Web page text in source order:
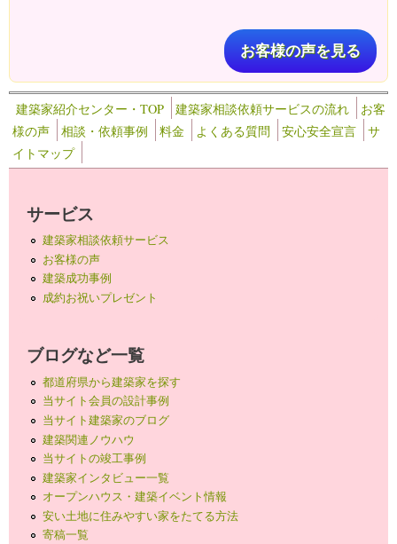
お客様の声を見る
建築家紹介センター・TOP 建築家相談依頼サービスの流れ
お客
様の声
相談・依頼事例 料金 よくある質問 安心安全宣言
サ
イトマップ
サービス
建築家相談依頼サービス
お客様の声
建築成功事例
成約お祝いプレゼント
ブログなど一覧
都道府県から建築家を探す
当サイト会員の設計事例
当サイト建築家のブログ
建築関連ノウハウ
当サイトの竣工事例
建築家インタビュー一覧
オープンハウス・建築イベント情報
安い土地に住みやすい家をたてる方法
寄稿一覧